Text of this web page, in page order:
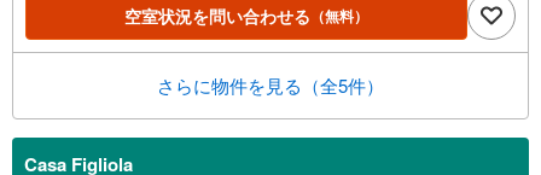
空室状況を問い合わせる （無料）
さらに物件を見る（全5件）
Casa Figliola